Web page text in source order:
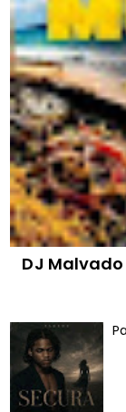
DJ